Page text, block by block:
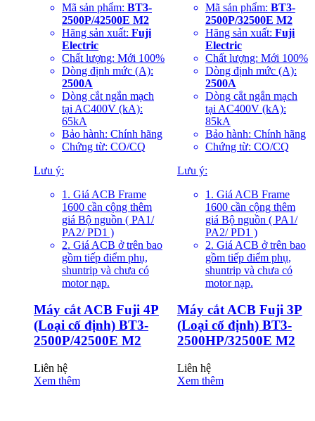
Mã sản phẩm: BT3-
2500P/42500E M2
Hãng sản xuất: Fuji
Electric
Chất lượng: Mới 100%
Dòng định mức (A):
2500A
Dòng cắt ngắn mạch
tại AC400V (kA):
65kA
Bảo hành: Chính hãng
Chứng từ: CO/CQ
Lưu ý:
1. Giá ACB Frame
1600 cần cộng thêm
giá Bộ nguồn ( PA1/
PA2/ PD1 )
2. Giá ACB ở trên bao
gồm tiếp điểm phụ,
shuntrip và chưa có
motor nạp.
Máy cắt ACB Fuji 4P
(Loại cố định) BT3-
2500P/42500E M2
Liên hệ
Xem thêm
Mã sản phẩm: BT3-
2500P/32500E M2
Hãng sản xuất: Fuji
Electric
Chất lượng: Mới 100%
Dòng định mức (A):
2500A
Dòng cắt ngắn mạch
tại AC400V (kA):
85kA
Bảo hành: Chính hãng
Chứng từ: CO/CQ
Lưu ý:
1. Giá ACB Frame
1600 cần cộng thêm
giá Bộ nguồn ( PA1/
PA2/ PD1 )
2. Giá ACB ở trên bao
gồm tiếp điểm phụ,
shuntrip và chưa có
motor nạp.
Máy cắt ACB Fuji 3P
(Loại cố định) BT3-
2500HP/32500E M2
Liên hệ
Xem thêm